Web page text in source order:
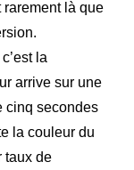
rarement là que
la
arrive sur une
cinq secondes
la couleur du
taux de